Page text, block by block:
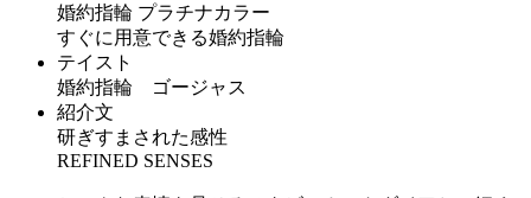
婚約指輪 プラチナカラー
すぐに用意できる婚約指輪
テイスト
婚約指輪 ゴージャス
紹介文
研ぎすまされた感性
REFINED SENSES